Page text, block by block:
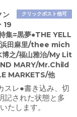
クリックポスト他可
ン
19
集=黒夢●THE YELL
田麻里/thee mich
之/福山雅治/My Lit
MARY/Mr.Child
MARKETS/他
スレ●書き込み、切
記された状態と多
たします。